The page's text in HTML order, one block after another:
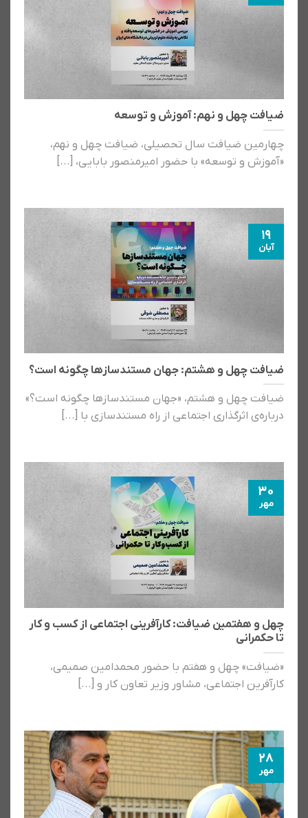
ضیافت چهل و نهم: آموزش و توسعه
چهارمین ضیافت سال تحصیلی، ضیافت چهل و نهم،
«آموزش و توسعه» با حضور امیرمنصور بابایی، [...]
ضیافت چهل و هشتم: جهان مستندسازها چگونه است؟
ضیافت چهل و هشتم، «جهان مستندسازها چگونه است؟»
درباره‌ی اثرگذاری اجتماعی از راه مستندسازی با [...]
19
آبان
چهل و هفتمین ضیافت: کارآفرینی اجتماعی از کسب و کار
تا حکمرانی
«ضیافت» چهل و هفتم با حضور محمدامین صمیمی،
کارآفرین اجتماعی، مشاور وزیر تعاون کار و [...]
30
مهر
28
مهر